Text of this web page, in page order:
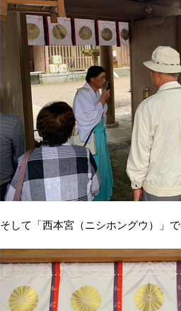
そして「西本宮（ニシホングウ）」